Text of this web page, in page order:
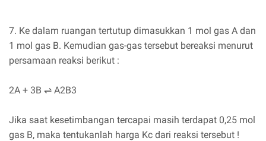
7. Ke dalam ruangan tertutup dimasukkan 1 mol gas A dan
1 mol gas B. Kemudian gas-gas tersebut bereaksi menurut
persamaan reaksi berikut :
2A + 3B ⇌ A2B3
Jika saat kesetimbangan tercapai masih terdapat 0,25 mol
gas B, maka tentukanlah harga Kc dari reaksi tersebut !